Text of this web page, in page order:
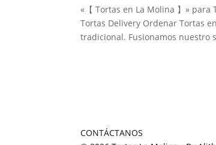
«【 Tortas en La Molina 】»
Tortas Delivery Ordenar Tortas
tradicional. Fusionamos nuestro
CONTÁCTANOS